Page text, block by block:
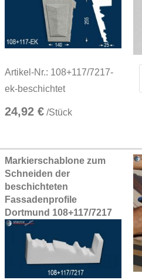
Artikel-Nr.: 108+117/7217-
ek-beschichtet
24,92 € /Stück
Markierschablone zum
Schneiden der
beschichteten
Fassadenprofile
Dortmund 108+117/7217